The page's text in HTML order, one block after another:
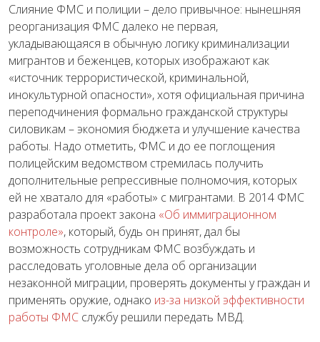
Слияние ФМС и полиции – дело привычное: нынешняя
реорганизация ФМС далеко не первая,
укладывающаяся в обычную логику криминализации
мигрантов и беженцев, которых изображают как
«источник террористической, криминальной,
инокультурной опасности», хотя официальная причина
переподчинения формально гражданской структуры
силовикам – экономия бюджета и улучшение качества
работы. Надо отметить, ФМС и до ее поглощения
полицейским ведомством стремилась получить
дополнительные репрессивные полномочия, которых
ей не хватало для «работы» с мигрантами. В 2014 ФМС
разработала проект закона «Об иммиграционном
контроле», который, будь он принят, дал бы
возможность сотрудникам ФМС возбуждать и
расследовать уголовные дела об организации
незаконной миграции, проверять документы у граждан и
применять оружие, однако из-за низкой эффективности
работы ФМС службу решили передать МВД.